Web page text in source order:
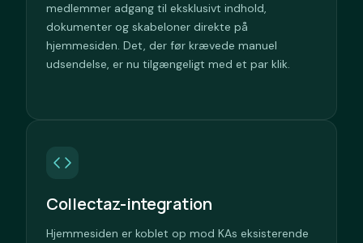
medlemmer adgang til eksklusivt indhold,
dokumenter og skabeloner direkte på
hjemmesiden. Det, der før krævede manuel
udsendelse, er nu tilgængeligt med et par klik.
Collectaz-integration
Hjemmesiden er koblet op mod KAs eksisterende